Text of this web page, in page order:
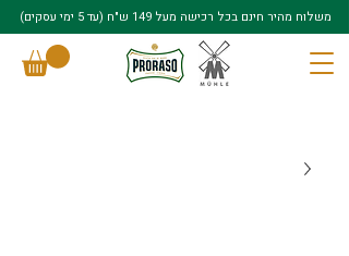
משלוח מהיר חינם בכל רכישה מעל 149 ש"ח (עד 5 ימי עסקים)